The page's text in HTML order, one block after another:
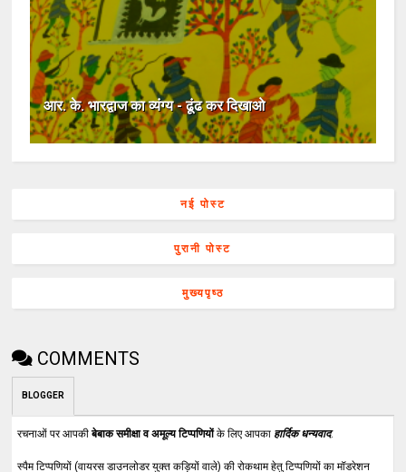
आर. के. भारद्वाज का व्यंग्य - ढूंढ कर दिखाओ
नई पोस्ट
पुरानी पोस्ट
मुख्यपृष्ठ
COMMENTS
BLOGGER
रचनाओं पर आपकीबेबाक समीक्षा व अमूल्य टिप्पणियोंके लिए आपका हार्दिक धन्यवाद.
स्पैम टिप्पणियों (वायरस डाउनलोडर युक्त कड़ियों वाले) की रोकथाम हेतु टिप्पणियों का मॉडरेशन